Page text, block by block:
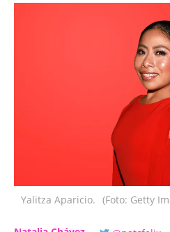
Yalitza Aparicio. (Foto: Getty